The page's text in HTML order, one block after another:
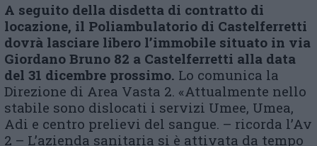
A seguito della disdetta di contratto di
locazione, il Poliambulatorio di Castelferretti
dovrà lasciare libero l’immobile situato in via
Giordano Bruno 82 a Castelferretti alla data
del 31 dicembre prossimo. Lo comunica la
Direzione di Area Vasta 2. «Attualmente nello
stabile sono dislocati i servizi Umee, Umea,
Adi e centro prelievi del sangue. – ricorda l’Av
2 – L’azienda sanitaria si è attivata da tempo